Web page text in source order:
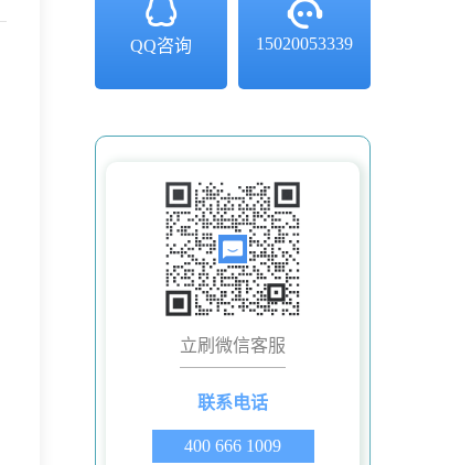
QQ咨询 15020053339
立刷微信客服
联系电话
400 666 1009